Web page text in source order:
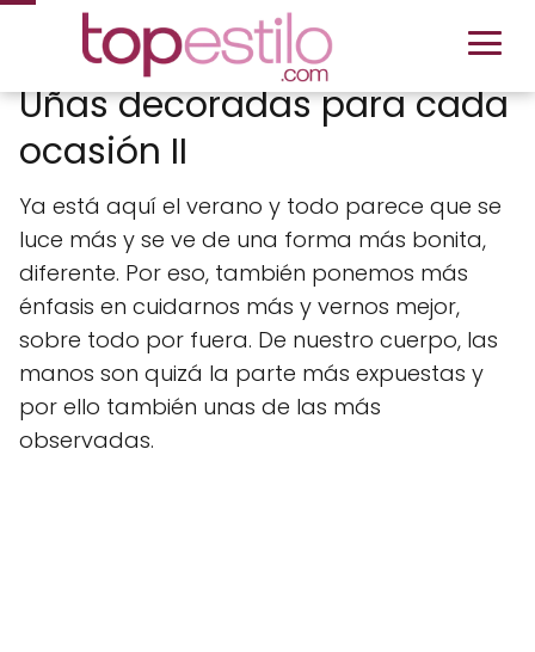
Uñas decoradas para cada
ocasión II
Ya está aquí el verano y todo parece que se
luce más y se ve de una forma más bonita,
diferente. Por eso, también ponemos más
énfasis en cuidarnos más y vernos mejor,
sobre todo por fuera. De nuestro cuerpo, las
manos son quizá la parte más expuestas y
por ello también unas de las más
observadas.